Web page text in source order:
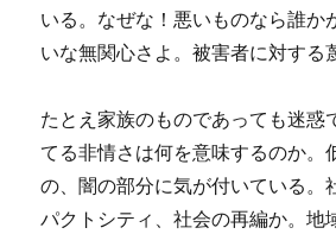
いる。なぜな！悪いものなら誰か
いな無関心さよ。被害者に対する
たとえ家族のものであっても迷惑
てる非情さは何を意味するのか。
の、闇の部分に気が付いている。
パクトシティ、社会の再編か。地